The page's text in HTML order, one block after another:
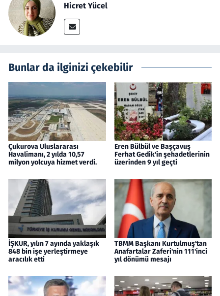
Hicret Yücel
Bunlar da ilginizi çekebilir
Çukurova Uluslararası
Havalimanı, 2 yılda 10,57
milyon yolcuya hizmet verdi.
Eren Bülbül ve Başçavuş
Ferhat Gedik'in şehadetlerinin
üzerinden 9 yıl geçti
İŞKUR, yılın 7 ayında yaklaşık
848 bin işe yerleştirmeye
aracılık etti
TBMM Başkanı Kurtulmuş'tan
Anafartalar Zaferi'nin 111'inci
yıl dönümü mesajı